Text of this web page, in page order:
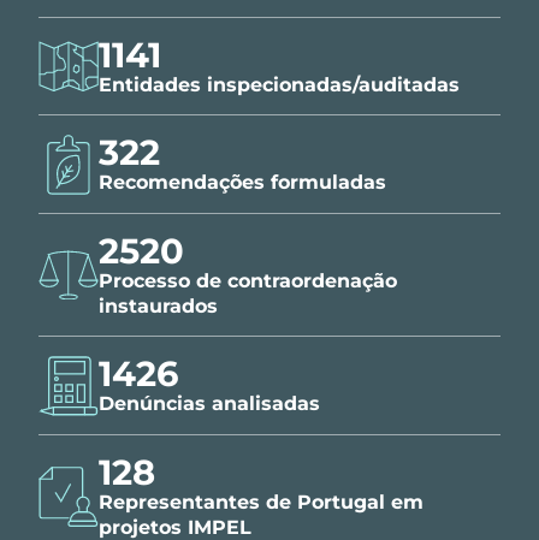
1141
Entidades inspecionadas/auditadas
322
Recomendações formuladas
2520
Processo de contraordenação
instaurados
1426
Denúncias analisadas
150
Representantes de Portugal em
projetos IMPEL